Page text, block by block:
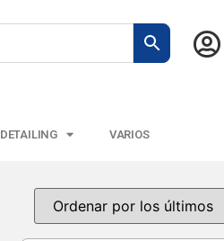
DETAILING VARIOS